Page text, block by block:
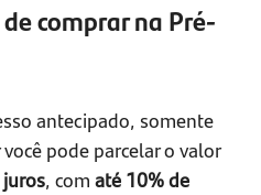
comprar na Pré-
antecipado, somente
pode parcelar o valor
, com até 10% de